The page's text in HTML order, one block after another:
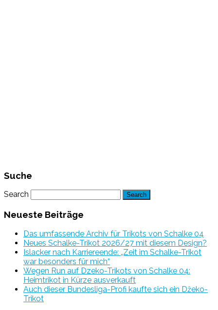
Suche
Search
Neueste Beiträge
Das umfassende Archiv für Trikots von Schalke 04
Neues Schalke-Trikot 2026/27 mit diesem Design?
Islacker nach Karriereende: „Zeit im Schalke-Trikot
war besonders für mich“
Wegen Run auf Dzeko-Trikots von Schalke 04:
Heimtrikot in Kürze ausverkauft
Auch dieser Bundesliga-Profi kaufte sich ein Džeko-
Trikot